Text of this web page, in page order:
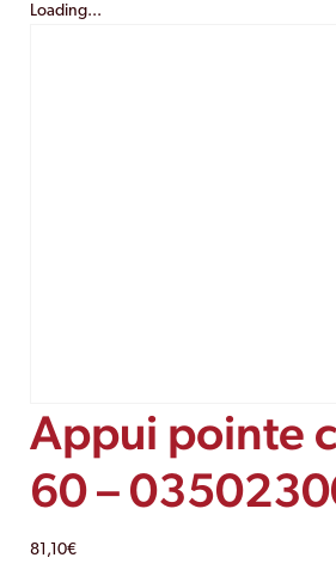
Loading...
Appui pointe
60 –
81,10€